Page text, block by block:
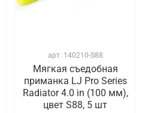
арт. 140210-S88
Мягкая съедобная
приманка LJ Pro Series
Radiator 4.0 in (100 мм),
цвет S88, 5 шт